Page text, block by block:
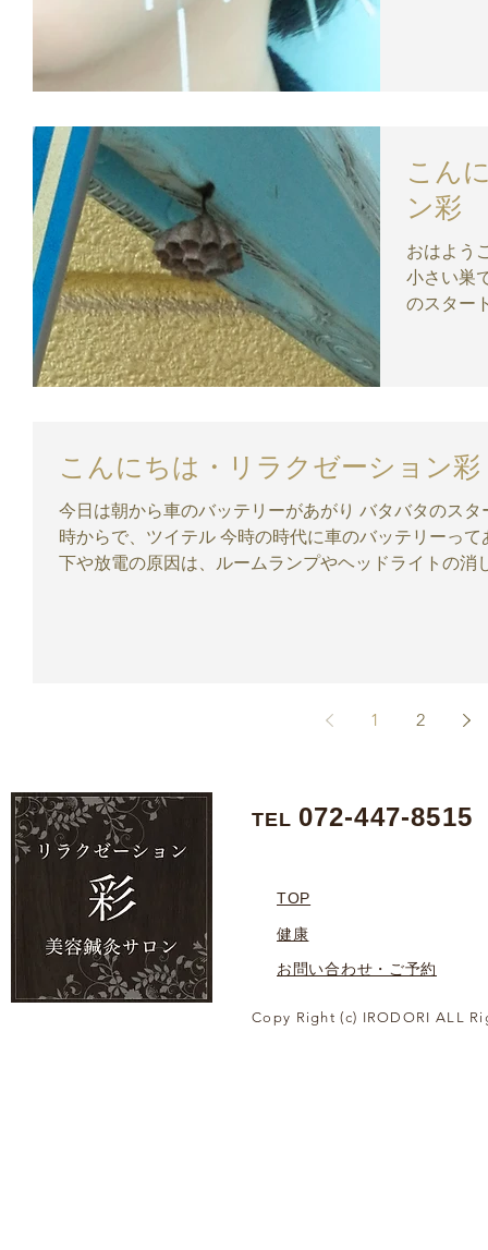
こん
ン彩
おはようございます
小さい巣ですが 昨日に引き
のスタートにな
こんにちは・リラクゼーション彩
今日は朝から車のバッテリーがあがり バタバタのスタートとなりました でもお店の予約は11
時からで、ツイテル 今時の時代に車のバッテリーってあがるんですね～ バッテリー電圧の低
下や放電の原因は、ルームランプやヘッドライトの消
1 2
TEL 072-447-8515
TOP
健康
お問い合わせ・ご予約
Copy Right (c) IRODORI ALL